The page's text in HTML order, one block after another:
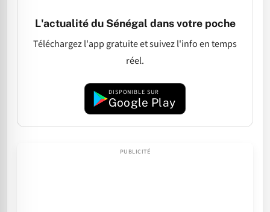
L'actualité du Sénégal dans votre poche
Téléchargez l'app gratuite et suivez l'info en temps
réel.
DISPONIBLE SUR
Google Play